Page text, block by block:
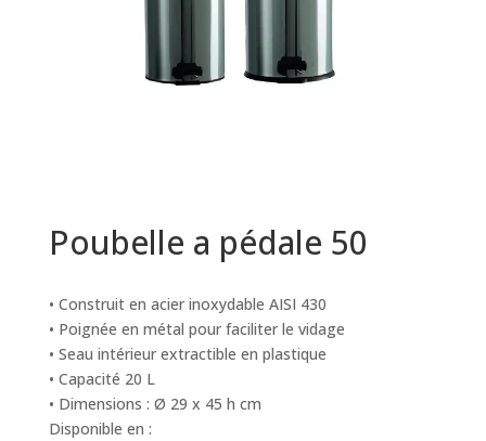
Poubelle a pédale 50
• Construit en acier inoxydable AISI 430
• Poignée en métal pour faciliter le vidage
• Seau intérieur extractible en plastique
• Capacité 20 L
• Dimensions : Ø 29 x 45 h cm
Disponible en :